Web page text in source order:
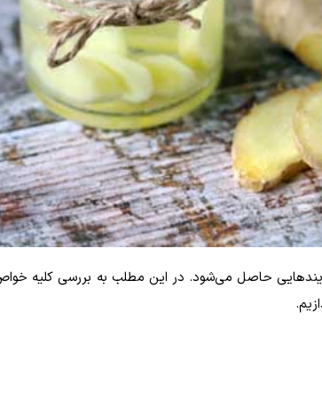
حاصل می‌شود. در این مطلب به بررسی کلیه